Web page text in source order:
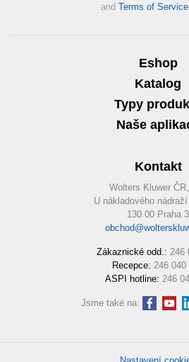
and Terms of Service
Eshop
Katalog
Typy
Naše
Kontakt
Wolters Kluwer ČR,
U nákladového
130 00 Praha 3
Zákaznické odd.: 246
Recepce: 246 040
ASPI hotline: 246
Jsme také na: